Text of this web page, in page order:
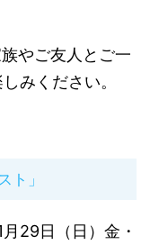
やご友人とご一
みください。
ト」
29日（日）金・